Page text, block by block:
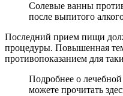
Солевые ванны
после выпитого
Последний прием пищи
процедуры. Повышенная
противопоказанием для
Подробнее о
можете прочитать